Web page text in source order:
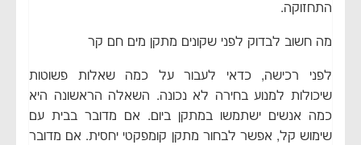
התחזוקה.
מה חשוב לבדוק לפני שקונים מתקן מים חם קר
לפני רכישה, כדאי לעבור על כמה שאלות פשוטות
שיכולות למנוע בחירה לא נכונה. השאלה הראשונה היא
כמה אנשים ישתמשו במתקן ביום. אם מדובר בבית עם
שימוש קל, אפשר לבחור מתקן קומפקטי יחסית. אם מדובר